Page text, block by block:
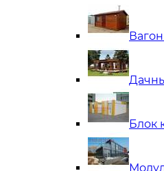
Блок